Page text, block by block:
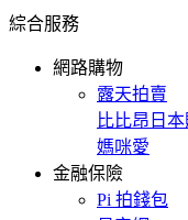
綜合服務
網路購物
露天拍賣
比比昂日
媽咪愛
金融保險
Pi 拍錢包